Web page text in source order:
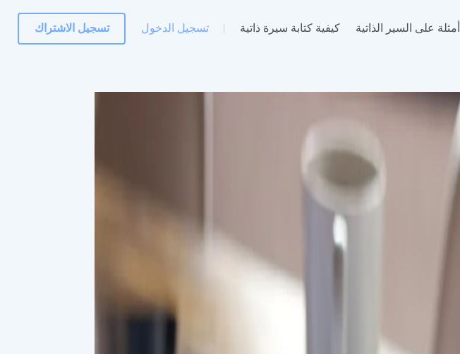
أمثلة على السير الذاتية كيفية كتابة سيرة ذاتية تسجيل الدخول تسجيل الاشتراك